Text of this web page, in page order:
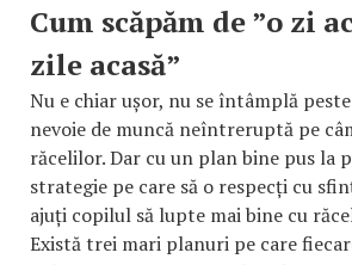
Cum scăpăm de ”o zi
zile acasă”
Nu e chiar ușor, nu se întâmplă
nevoie de muncă neîntreruptă pe
răcelilor. Dar cu un plan bine pus la
strategie pe care să o respecți cu
ajuți copilul să lupte mai bine cu
Există trei mari planuri pe care